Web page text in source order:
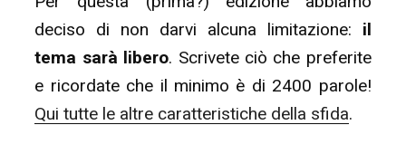
deciso di non darvi alcuna limitazione: il
tema sarà libero. Scrivete ciò che preferite
e ricordate che il minimo è di 2400 parole!
Qui tutte le altre caratteristiche della sfida.